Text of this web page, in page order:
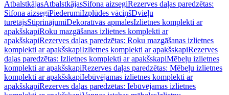
AtbalstkājasAtbalstkājasSifona aizsegiRezerves daļas paredzētas:
Sifona aizsegiPiederumiIzplūdes vāciņšDvieļu
turētājsStiprinājumiDekoratīvās apmalesIzlietnes komplekti ar
apakšskapiRoku mazgāšanas izlietnes komplekti ar
apakšskapiRezerves daļas paredzētas: Roku mazgāšanas izlietnes
komplekti ar apakšskapiIzlietnes komplekti ar apakšskapiRezerves
daļas paredzētas: Izlietnes komplekti ar apakšskapiMēbeļu izlietnes
komplekti ar apakšskapiRezerves daļas paredzētas: Mēbeļu izlietnes
komplekti ar apakšskapiIebūvējamas izlietnes komplekti ar
apakšskapiRezerves daļas paredzētas: Iebūvējamas izlietnes